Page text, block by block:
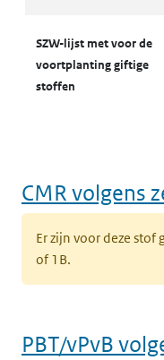
SZW-lijst met voor de
voortplanting giftige
stoffen
CMR volgens
Er zijn voor deze stof
of 1B.
PBT/vPvB